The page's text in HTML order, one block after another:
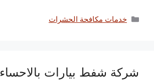
التصنيفات
خدمات مكافحة الحشرات
شركة شفط بيارات بالاحساء